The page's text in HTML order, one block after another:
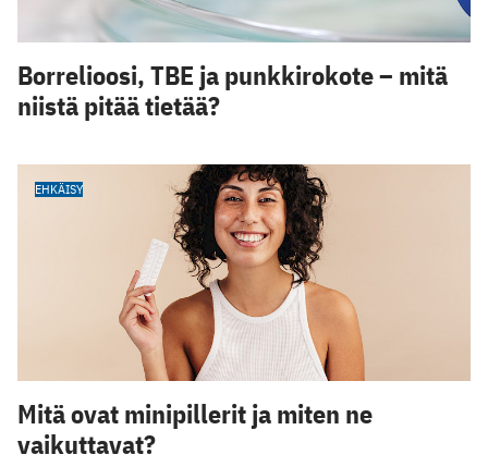
Borrelioosi, TBE ja punkkirokote – mitä
niistä pitää tietää?
EHKÄISY
Mitä ovat minipillerit ja miten ne
vaikuttavat?